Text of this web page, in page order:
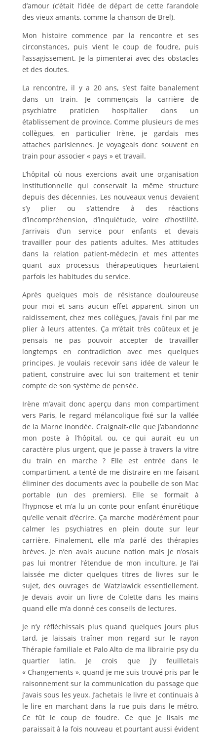
d’amour (c’était l’idée de départ de cette farandole
des vieux amants, comme la chanson de Brel).
Mon histoire commence par la rencontre et ses
circonstances, puis vient le coup de foudre, puis
l’assagissement. Je la pimenterai avec des obstacles
et des doutes.
La rencontre, il y a 20 ans, s’est faite banalement
dans un train. Je commençais la carrière de
psychiatre praticien hospitalier dans un
établissement de province. Comme plusieurs de mes
collègues, en particulier Irène, je gardais mes
attaches parisiennes. Je voyageais donc souvent en
train pour associer « pays » et travail.
L’hôpital où nous exercions avait une organisation
institutionnelle qui conservait la même structure
depuis des décennies. Les nouveaux venus devaient
s’y plier ou s’attendre à des réactions
d’incompréhension, d’inquiétude, voire d’hostilité.
J’arrivais d’un service pour enfants et devais
travailler pour des patients adultes. Mes attitudes
dans la relation patient-médecin et mes attentes
quant aux processus thérapeutiques heurtaient
parfois les habitudes du service.
Après quelques mois de résistance douloureuse
pour moi et sans aucun effet apparent, sinon un
raidissement, chez mes collègues, j’avais fini par me
plier à leurs attentes. Ça m’était très coûteux et je
pensais ne pas pouvoir accepter de travailler
longtemps en contradiction avec mes quelques
principes. Je voulais recevoir sans idée de valeur le
patient, construire avec lui son traitement et tenir
compte de son système de pensée.
Irène m’avait donc aperçu dans mon compartiment
vers Paris, le regard mélancolique fixé sur la vallée
de la Marne inondée. Craignait-elle que j’abandonne
mon poste à l’hôpital, ou, ce qui aurait eu un
caractère plus urgent, que je passe à travers la vitre
du train en marche ? Elle est entrée dans le
compartiment, a tenté de me distraire en me faisant
éliminer des documents avec la poubelle de son Mac
portable (un des premiers). Elle se formait à
l’hypnose et m’a lu un conte pour enfant énurétique
qu’elle venait d’écrire. Ça marche modérément pour
calmer les psychiatres en plein doute sur leur
carrière. Finalement, elle m’a parlé des thérapies
brèves. Je n’en avais aucune notion mais je n’osais
pas lui montrer l’étendue de mon inculture. Je l’ai
laissée me dicter quelques titres de livres sur le
sujet, des ouvrages de Watzlawick essentiellement.
Je devais avoir un livre de Colette dans les mains
quand elle m’a donné ces conseils de lectures.
Je n’y réfléchissais plus quand quelques jours plus
tard, je laissais traîner mon regard sur le rayon
Thérapie familiale et Palo Alto de ma librairie psy du
quartier latin. Je crois que j’y feuilletais
« Changements », quand je me suis trouvé pris par le
raisonnement sur la communication du passage que
j’avais sous les yeux. J’achetais le livre et continuais à
le lire en marchant dans la rue puis dans le métro.
Ce fût le coup de foudre. Ce que je lisais me
paraissait à la fois nouveau et pourtant aussi évident